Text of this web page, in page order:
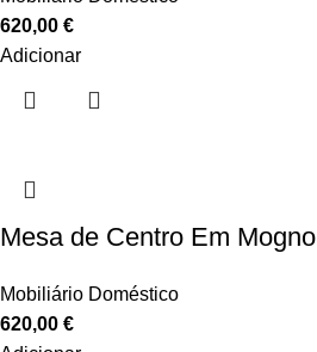
620,00 €
Adicionar
Mesa de Centro Em Mogno
Mobiliário Doméstico
620,00 €